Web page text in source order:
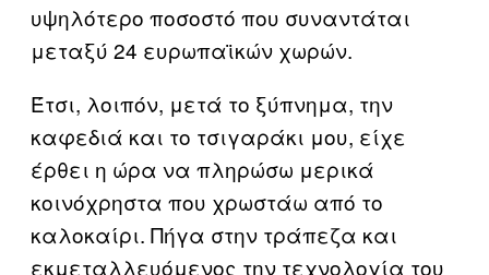
υψηλότερο ποσοστό που συναντάται
μεταξύ 24 ευρωπαϊκών χωρών.
Έτσι, λοιπόν, μετά το ξύπνημα, την
καφεδιά και το τσιγαράκι μου, είχε
έρθει η ώρα να πληρώσω μερικά
κοινόχρηστα που χρωστάω από το
καλοκαίρι. Πήγα στην τράπεζα και
εκμεταλλευόμενος την τεχνολογία του